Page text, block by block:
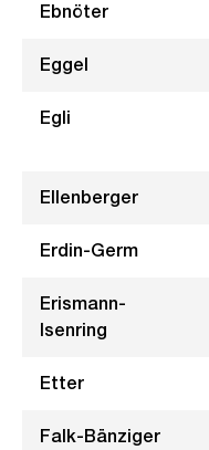
Ebnöter
Eggel
Egli
Ellenberger
Erdin-Germ
Erismann-
Isenring
Etter
Falk-Bänziger